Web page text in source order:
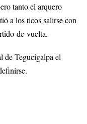
tanto el arquero
a los ticos salirse con
de vuelta.
de Tegucigalpa el